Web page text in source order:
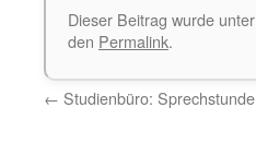
Dieser Beitrag wurde unter
den Permalink.
← Studienbüro: Sprechstunde